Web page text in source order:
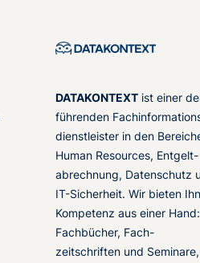
DATAKONTEXT ist einer
führenden
dienstleister in den
Human Resources, Entgelt-
abrechnung, Datenschutz
IT-Sicherheit. Wir bieten
Kompetenz aus einer Hand:
Fachbücher, Fach-
zeitschriften und Seminare,